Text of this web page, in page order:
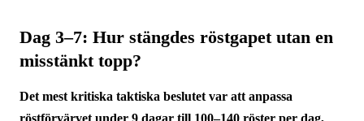
Dag 3–7: Hur stängdes röstgapet utan en
misstänkt topp?
Det mest kritiska taktiska beslutet var att anpassa